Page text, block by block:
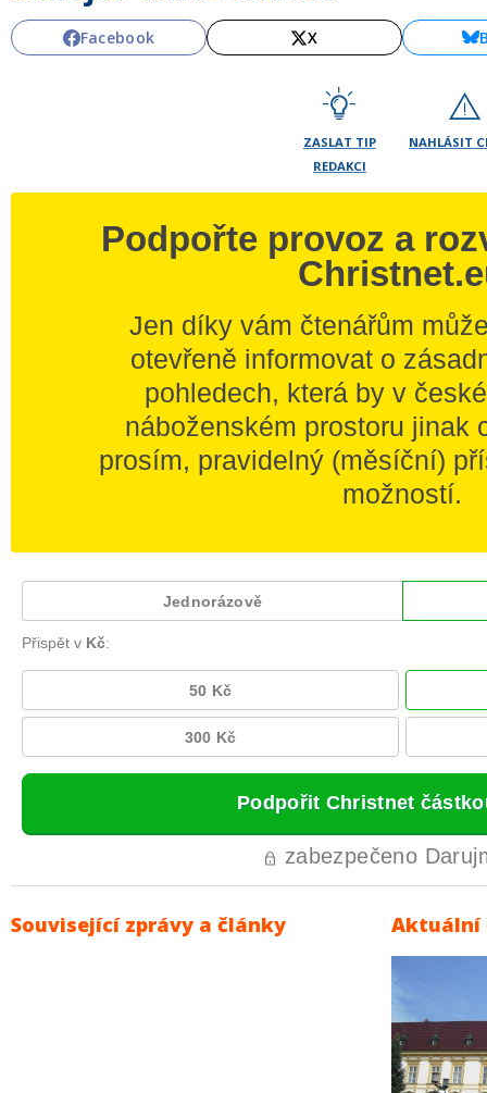
Facebook X
ZASLAT TIP
REDAKCI
NAHLÁSIT
Související zprávy a články Aktuální